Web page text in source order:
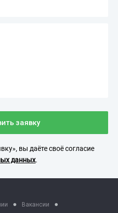
заявку
вы даёте своё согласие
данных.
Вакансии